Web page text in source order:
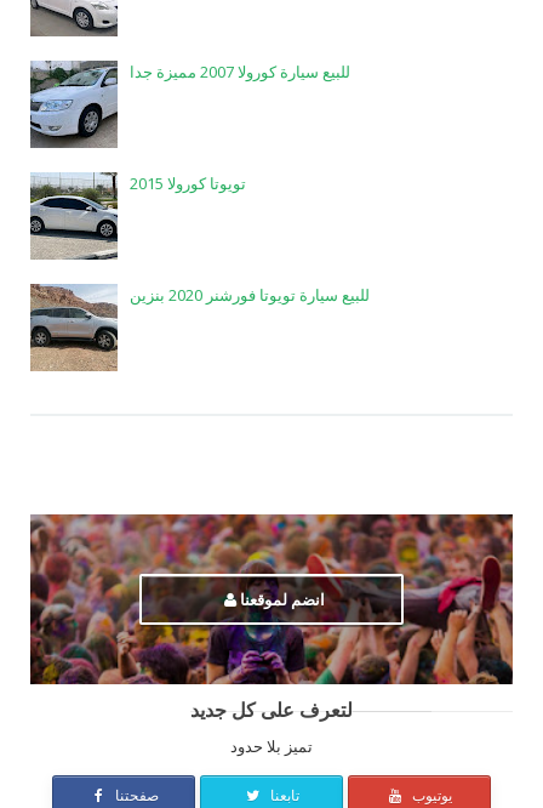
للبيع سيارة كورولا 2007 مميزة جدا
تويوتا كورولا 2015
للبيع سيارة تويوتا فورشنر 2020 بنزين
انضم لموقعنا
لتعرف على كل جديد
تميز بلا حدود
صفحتنا تابعنا يوتيوب